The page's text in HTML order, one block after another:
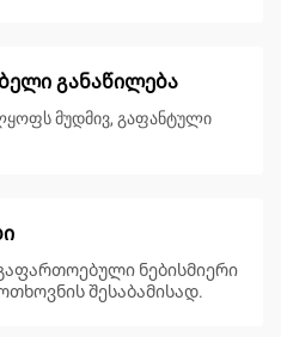
განაწილება
მუდმივ, გაფანტული
ნებისმიერი
შესაბამისად.